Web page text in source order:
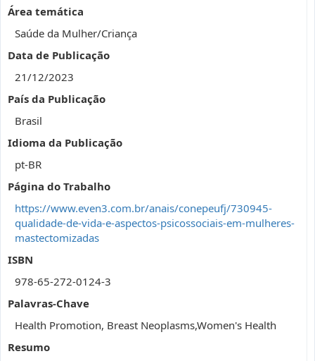
Área temática
Saúde da Mulher/Criança
Data de Publicação
21/12/2023
País da Publicação
Brasil
Idioma da Publicação
pt-BR
Página do Trabalho
https://www.even3.com.br/anais/conepeufj/730945-
qualidade-de-vida-e-aspectos-psicossociais-em-mulheres-
mastectomizadas
ISBN
978-65-272-0124-3
Palavras-Chave
Health Promotion, Breast Neoplasms,Women's Health
Resumo